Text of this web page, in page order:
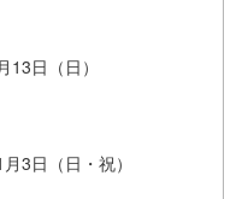
日（日）
3日（日・祝）